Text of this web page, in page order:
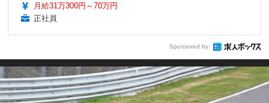
月給31万300円～70万円
正社員
Sponsored by